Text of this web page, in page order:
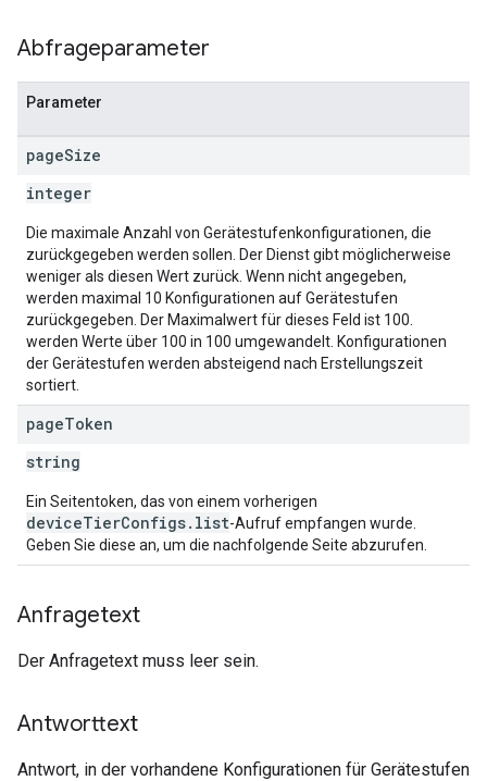
Abfrageparameter
Parameter
pageSize
integer
Die maximale Anzahl von Gerätestufenkonfigurationen, die
zurückgegeben werden sollen. Der Dienst gibt möglicherweise
weniger als diesen Wert zurück. Wenn nicht angegeben,
werden maximal 10 Konfigurationen auf Gerätestufen
zurückgegeben. Der Maximalwert für dieses Feld ist 100.
werden Werte über 100 in 100 umgewandelt. Konfigurationen
der Gerätestufen werden absteigend nach Erstellungszeit
sortiert.
pageToken
string
Ein Seitentoken, das von einem vorherigen
deviceTierConfigs.list-Aufruf empfangen wurde.
Geben Sie diese an, um die nachfolgende Seite abzurufen.
Anfragetext
Der Anfragetext muss leer sein.
Antworttext
Antwort, in der vorhandene Konfigurationen für Gerätestufen